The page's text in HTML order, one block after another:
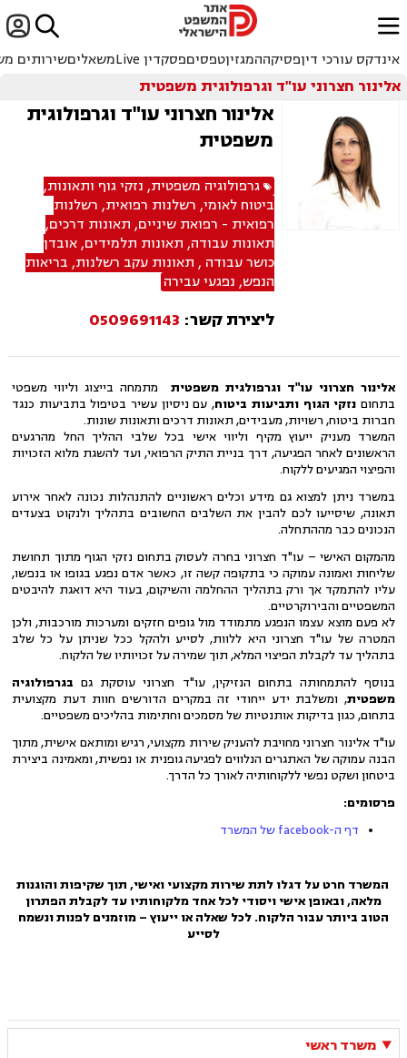

ﱐ
אינדקס עורכי דיןפסיקההמגזיןטפסיםפסקדין Live משאליםשירותים
אלינור חצרוני עו"ד וגרפולוגית משפטית
אלינור חצרוני עו"ד וגרפולוגית
משפטית
גרפולוגיה משפטית, נזקי גוף ותאונות,
ביטוח לאומי, רשלנות רפואית, רשלנות
רפואית - רפואת שיניים, תאונות דרכים,
תאונות עבודה, תאונות תלמידים,אובדן
כושר עבודה , תאונות עקב רשלנות, בריאות
הנפש, נפגעי עבירה
ליצירת קשר: 0509691143
אלינור חצרוני עו"ד וגרפולגית משפטית
מתמחה בייצוג וליווי משפטי
בתחום נזקי הגוף ותביעות ביטוח, עם ניסיון עשיר בטיפול בתביעות כנגד
חברות ביטוח, רשויות, מעבידים, תאונות דרכים ותאונות שונות.
המשרד מעניק ייעוץ מקיף וליווי אישי בכל שלבי ההליך החל מהרגעים
הראשונים לאחר הפגיעה, דרך בניית התיק הרפואי, ועד להשגת מלוא הזכויות
והפיצוי המגיעים ללקוח.
במשרד ניתן למצוא גם מידע וכלים ראשוניים להתנהלות נכונה לאחר אירוע
תאונה, שיסייעו לכם להבין את השלבים החשובים בתהליך ולנקוט בצעדים
הנכונים כבר מההתחלה.
מהמקום האישי – עו"ד חצרוני בחרה לעסוק בתחום נזקי הגוף מתוך תחושת
שליחות ואמונה עמוקה כי בתקופה קשה זו, כאשר אדם נפגע בגופו או בנפשו,
עליו להתמקד אך ורק בתהליך ההחלמה והשיקום, בעוד היא דואגת להיבטים
המשפטיים והבירוקרטיים.
לא פעם מוצא עצמו הנפגע מתמודד מול גופים חזקים ומערכות מורכבות, ולכן
המטרה של עו"ד חצרוני היא ללוות, לסייע ולהקל ככל שניתן על כל שלב
בתהליך עד לקבלת הפיצוי המלא, תוך שמירה על זכויותיו של הלקוח.
בנוסף להתמחותה בתחום הנזיקין, עו"ד חצרוני עוסקת גם בגרפולוגיה
משפטית, ומשלבת ידע ייחודי זה במקרים הדורשים חוות דעת מקצועית
בתחום, כגון בדיקות אותנטיות של מסמכים וחתימות בהליכים משפטיים.
עו"ד אלינור חצרוני מחויבת להעניק שירות מקצועי, רגיש ומותאם אישית, מתוך
הבנה עמוקה של האתגרים הנלווים לפגיעה גופנית או נפשית, ומאמינה ביצירת
ביטחון ושקט נפשי ללקוחותיה לאורך כל הדרך.
פרסומים:
דף ה-facebook של המשרד
המשרד חרט על דגלו לתת שירות מקצועי ואישי, תוך שקיפות והוגנות
מלאה, ובאופן אישי ויסודי לכל אחד מלקוחותיו עד לקבלת הפתרון
הטוב ביותר עבור הלקוח. לכל שאלה או ייעוץ – מוזמנים לפנות ונשמח
לסייע
משרד ראשי